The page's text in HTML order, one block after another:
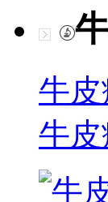
牛
牛皮